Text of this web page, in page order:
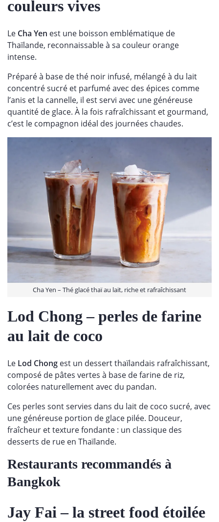
couleurs vives
Le Cha Yen est une boisson emblématique de
Thaïlande, reconnaissable à sa couleur orange
intense.
Préparé à base de thé noir infusé, mélangé à du lait
concentré sucré et parfumé avec des épices comme
l’anis et la cannelle, il est servi avec une généreuse
quantité de glace. À la fois rafraîchissant et gourmand,
c’est le compagnon idéal des journées chaudes.
Cha Yen – Thé glacé thaï au lait, riche et rafraîchissant
Lod Chong– perles de farine
au lait de coco
Le Lod Chong est un dessert thaïlandais rafraîchissant,
composé de pâtes vertes à base de farine de riz,
colorées naturellement avec du pandan.
Ces perles sont servies dans du lait de coco sucré, avec
une généreuse portion de glace pilée. Douceur,
fraîcheur et texture fondante : un classique des
desserts de rue en Thaïlande.
Restaurants recommandés à
Bangkok
Jay Fai – la street food étoilée